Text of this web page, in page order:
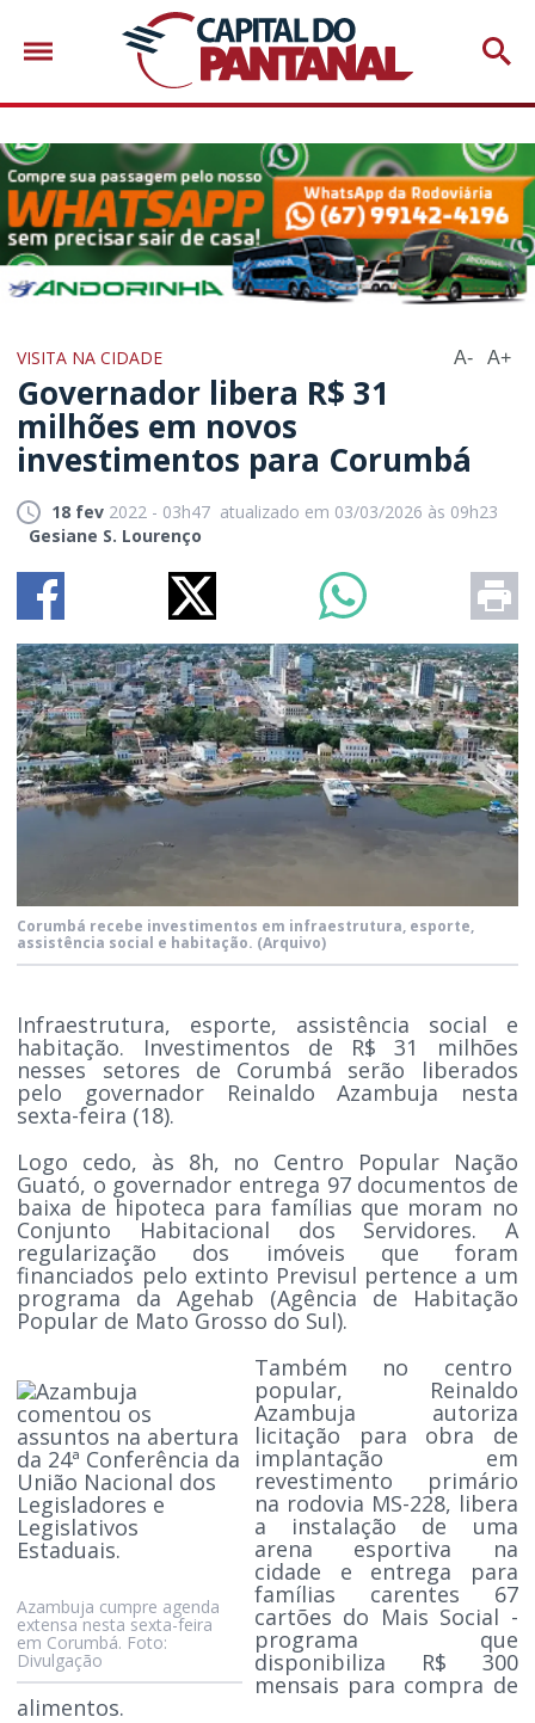
VISITA NA CIDADE A- A+
Governador libera R$ 31
milhões em novos
investimentos para Corumbá
18 fev 2022 - 03h47 atualizado em 03/03/2026 às 09h23
Gesiane S. Lourenço
Corumbá recebe investimentos em infraestrutura, esporte,
assistência social e habitação. (Arquivo)
Infraestrutura, esporte, assistência social e
habitação. Investimentos de R$ 31 milhões
nesses setores de Corumbá serão liberados
pelo governador Reinaldo Azambuja nesta
sexta-feira (18).
Logo cedo, às 8h, no Centro Popular Nação
Guató, o governador entrega 97 documentos de
baixa de hipoteca para famílias que moram no
Conjunto Habitacional dos Servidores. A
regularização dos imóveis que foram
financiados pelo extinto Previsul pertence a um
programa da Agehab (Agência de Habitação
Popular de Mato Grosso do Sul).
Azambuja cumpre agenda
extensa nesta sexta-feira
em Corumbá. Foto:
Divulgação
Também no centro
popular, Reinaldo
Azambuja autoriza
licitação para obra de
implantação em
revestimento primário
na rodovia MS-228, libera
a instalação de uma
arena esportiva na
cidade e entrega para
famílias carentes 67
cartões do Mais Social -
programa que
disponibiliza R$ 300
mensais para compra de
alimentos.